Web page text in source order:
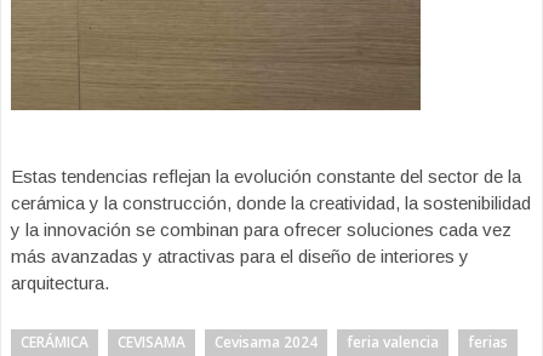
Estas tendencias reflejan la evolución constante del sector de la
cerámica y la construcción, donde la creatividad, la sostenibilidad
y la innovación se combinan para ofrecer soluciones cada vez
más avanzadas y atractivas para el diseño de interiores y
arquitectura.
CERÁMICA CEVISAMA Cevisama 2024 feria valencia ferias